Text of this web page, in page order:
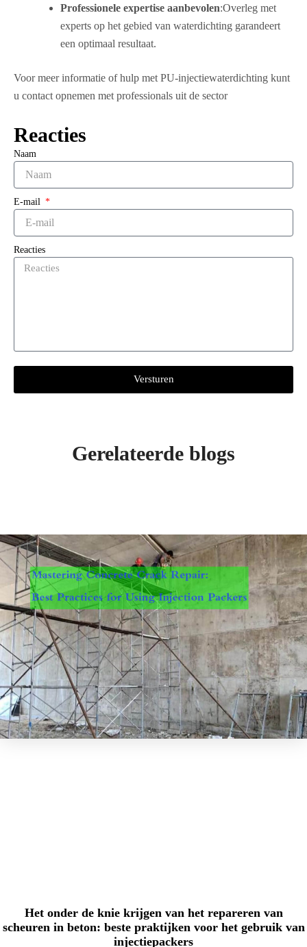
Professionele expertise aanbevolen:Overleg met
experts op het gebied van waterdichting garandeert
een optimaal resultaat.
Voor meer informatie of hulp met PU-injectiewaterdichting kunt
u contact opnemen met professionals uit de sector
Reacties
Naam
E-mail
Reacties
Versturen
Gerelateerde blogs
Het onder de knie krijgen van het repareren van
scheuren in beton: beste praktijken voor het gebruik van
injectiepackers